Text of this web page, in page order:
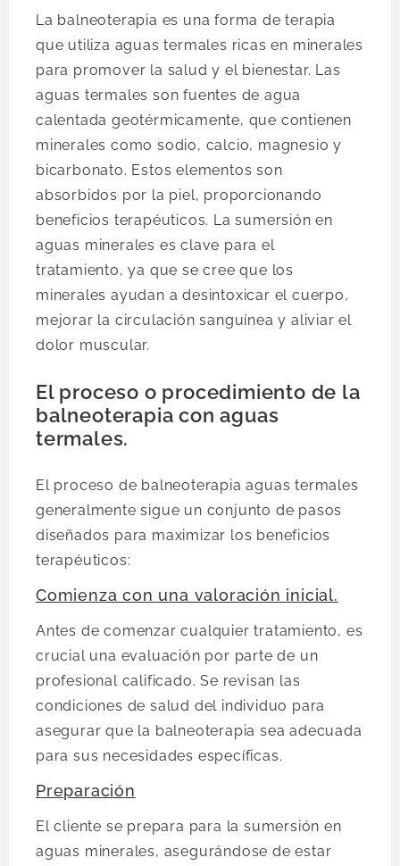
La balneoterapia es una forma de terapia
que utiliza aguas termales ricas en minerales
para promover la salud y el bienestar. Las
aguas termales son fuentes de agua
calentada geotérmicamente, que contienen
minerales como sodio, calcio, magnesio y
bicarbonato. Estos elementos son
absorbidos por la piel, proporcionando
beneficios terapéuticos. La sumersión en
aguas minerales es clave para el
tratamiento, ya que se cree que los
minerales ayudan a desintoxicar el cuerpo,
mejorar la circulación sanguínea y aliviar el
dolor muscular.
El proceso o procedimiento de la
balneoterapia con aguas
termales.
El proceso de balneoterapia aguas termales
generalmente sigue un conjunto de pasos
diseñados para maximizar los beneficios
terapéuticos:
Comienza con una valoración inicial.
Antes de comenzar cualquier tratamiento, es
crucial una evaluación por parte de un
profesional calificado. Se revisan las
condiciones de salud del individuo para
asegurar que la balneoterapia sea adecuada
para sus necesidades específicas.
Preparación
El cliente se prepara para la sumersión en
aguas minerales, asegurándose de estar